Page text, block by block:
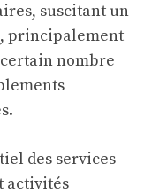
suscitant un
principalement
nombre
des services
activités